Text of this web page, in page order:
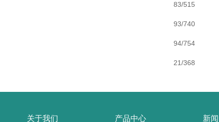
83/515
93/740
94/754
21/368
关于我们 产品中心 新